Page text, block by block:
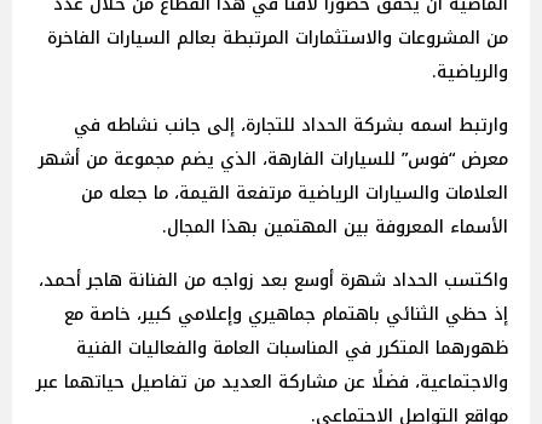
من المشروعات والاستثمارات المرتبطة بعالم السيارات الفاخرة
والرياضية.
وارتبط اسمه بشركة الحداد للتجارة، إلى جانب نشاطه في
معرض “فوس” للسيارات الفارهة، الذي يضم مجموعة من أشهر
العلامات والسيارات الرياضية مرتفعة القيمة، ما جعله من
الأسماء المعروفة بين المهتمين بهذا المجال.
واكتسب الحداد شهرة أوسع بعد زواجه من الفنانة هاجر أحمد،
إذ حظي الثنائي باهتمام جماهيري وإعلامي كبير، خاصة مع
ظهورهما المتكرر في المناسبات العامة والفعاليات الفنية
والاجتماعية، فضلًا عن مشاركة العديد من تفاصيل حياتهما عبر
مواقع التواصل الاجتماعي.